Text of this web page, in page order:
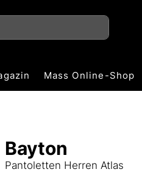
Mass Online-Shop
Bayton
Pantoletten Herren Atlas